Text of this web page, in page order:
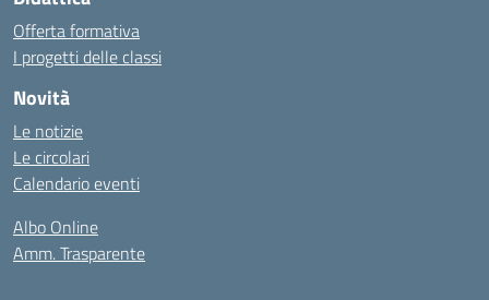
Offerta formativa
I progetti delle classi
Novità
Le notizie
Le circolari
Calendario eventi
Albo Online
Amm. Trasparente